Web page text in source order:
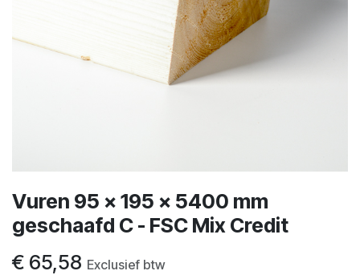
Vuren 95 x 195 x 5400 mm
geschaafd C - FSC Mix Credit
€ 65,58 Exclusief btw